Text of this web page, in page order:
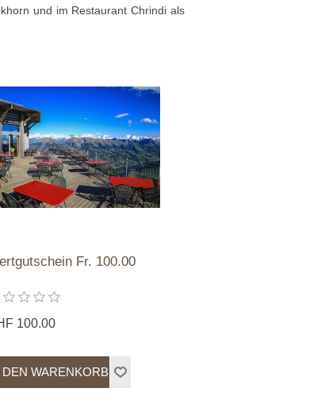
und im Restaurant Chrindi als
Fr. 100.00
100.00